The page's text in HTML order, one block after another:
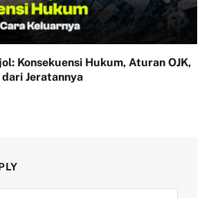
Konsekuensi Hukum, Aturan OJK,
Jeratannya